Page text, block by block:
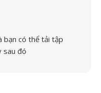
bạn có thể tải tập
sau đó